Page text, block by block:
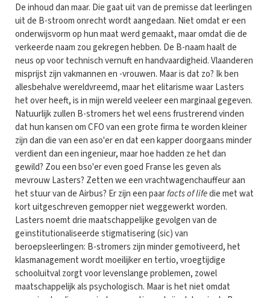
De inhoud dan maar. Die gaat uit van de premisse dat leerlingen
uit de B-stroom onrecht wordt aangedaan. Niet omdat er een
onderwijsvorm op hun maat werd gemaakt, maar omdat die de
verkeerde naam zou gekregen hebben. De B-naam haalt de
neus op voor technisch vernuft en handvaardigheid. Vlaanderen
misprijst zijn vakmannen en -vrouwen. Maar is dat zo? Ik ben
allesbehalve wereldvreemd, maar het elitarisme waar Lasters
het over heeft, is in mijn wereld veeleer een marginaal gegeven.
Natuurlijk zullen B-stromers het wel eens frustrerend vinden
dat hun kansen om CFO van een grote firma te worden kleiner
zijn dan die van een aso'er en dat een kapper doorgaans minder
verdient dan een ingenieur, maar hoe hadden ze het dan
gewild? Zou een bso'er even goed Franse les geven als
mevrouw Lasters? Zetten we een vrachtwagenchauffeur aan
het stuur van de Airbus? Er zijn een paarfacts of lifedie met wat
kort uitgeschreven gemopper niet weggewerkt worden.
Lasters noemt drie maatschappelijke gevolgen van de
geïnstitutionaliseerde stigmatisering (sic) van
beroepsleerlingen: B-stromers zijn minder gemotiveerd, het
klasmanagement wordt moeilijker en tertio, vroegtijdige
schooluitval zorgt voor levenslange problemen, zowel
maatschappelijk als psychologisch. Maar is het niet omdat